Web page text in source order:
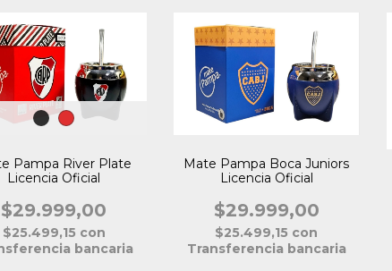
Pampa River Plate
Licencia Oficial
$29.999,00
$25.499,15 con
bancaria
Mate Pampa Boca Juniors
Licencia Oficial
$29.999,00
$25.499,15 con
Transferencia bancaria